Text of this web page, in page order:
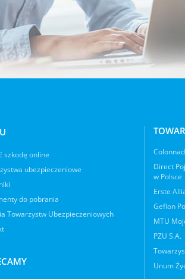
szkodę online
ubezpieczeniowe
do pobrania
Towarzystw Ubezpieczeniowych
Direct
w Polsce
Erste
Gefion
MTU
PZU S.A.
Unum